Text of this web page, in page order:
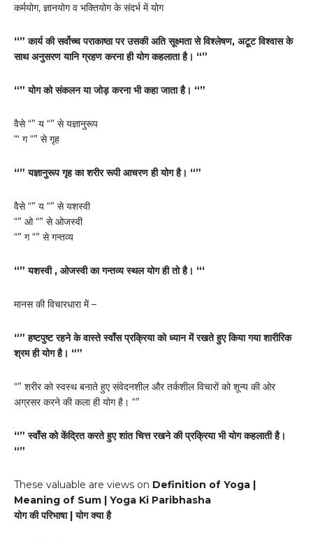
कर्मयोग, ज्ञानयोग व भक्तियोग के संदर्भ में योग
“” कार्य की सर्वोच्च पराकाष्ठा पर उसकी अति सूक्ष्मता से विश्लेषण, अटूट विश्वास के
साथ अनुसरण यानि ग्रहण करना ही योग कहलाता है। “”
“” योग को संकलन या जोड़ करना भी कहा जाता है। “”
वैसे “” य “” से यज्ञानुरूप
“‘ ग “” से गृह
“” यज्ञानुरूप गृह का शरीर रूपी आचरण ही योग है। “”
वैसे “” य “” से यशस्वी
“” ओ “” से ओजस्वी
“” ग “” से गन्तव्य
“” यशस्वी , ओजस्वी का गन्तव्य स्थल योग ही तो है। “‘
मानस की विचारधारा में –
“” हष्टपुष्ट रहने के वास्ते स्वाँस प्रक्रिया को ध्यान में रखते हुए किया गया शारीरिक
श्रम ही योग है। “”
“” शरीर को स्वस्थ बनाते हुए संवेदनशील और तर्कशील विचारों को शून्य की ओर
अग्रसर करने की कला ही योग है। “”
“” स्वाँस को केंद्रित करते हुए शांत चित्त रखने की प्रक्रिया भी योग कहलाती है।
“”
These valuable are views on Definition of Yoga |
Meaning of Sum | Yoga Ki Paribhasha
योग की परिभाषा | योग क्या है